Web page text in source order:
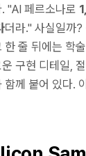
"AI 페르소나로
더라." 사실일까
한 줄 뒤에는 학
구현 디테일,
께 붙어 있다.